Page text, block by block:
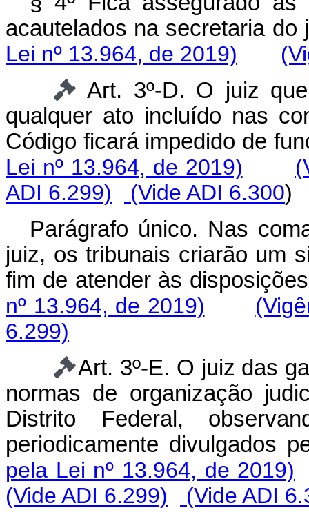
acautelados na secretaria
Lei nº 13.964, de 2019)
Art. 3º-D. O juiz
qualquer ato incluído nas
Código ficará impedido de
Lei nº 13.964, de 2019)
ADI 6.299)
(Vide ADI 6.300
Parágrafo único. Nas
juiz, os tribunais criarão um
fim de atender às
nº 13.964, de 2019)
6.299)
Art. 3º-E. O juiz das
normas de organização
Distrito Federal,
periodicamente
pela Lei nº 13.964, de 2019)
(Vide ADI 6.299)
(Vide ADI